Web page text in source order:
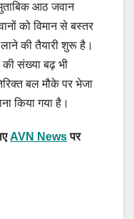
आठ जवान
को विमान से बस्तर
की तैयारी शुरू है।
की संख्या बढ़ भी
बल मौके पर भेजा
किया गया है।
AVN Newsपर